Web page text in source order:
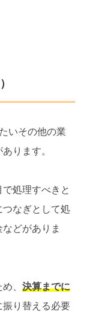
いその他の業
ります。
処理すべきと
つなぎとして処
どがありま
、 決算までに
振り替える必要